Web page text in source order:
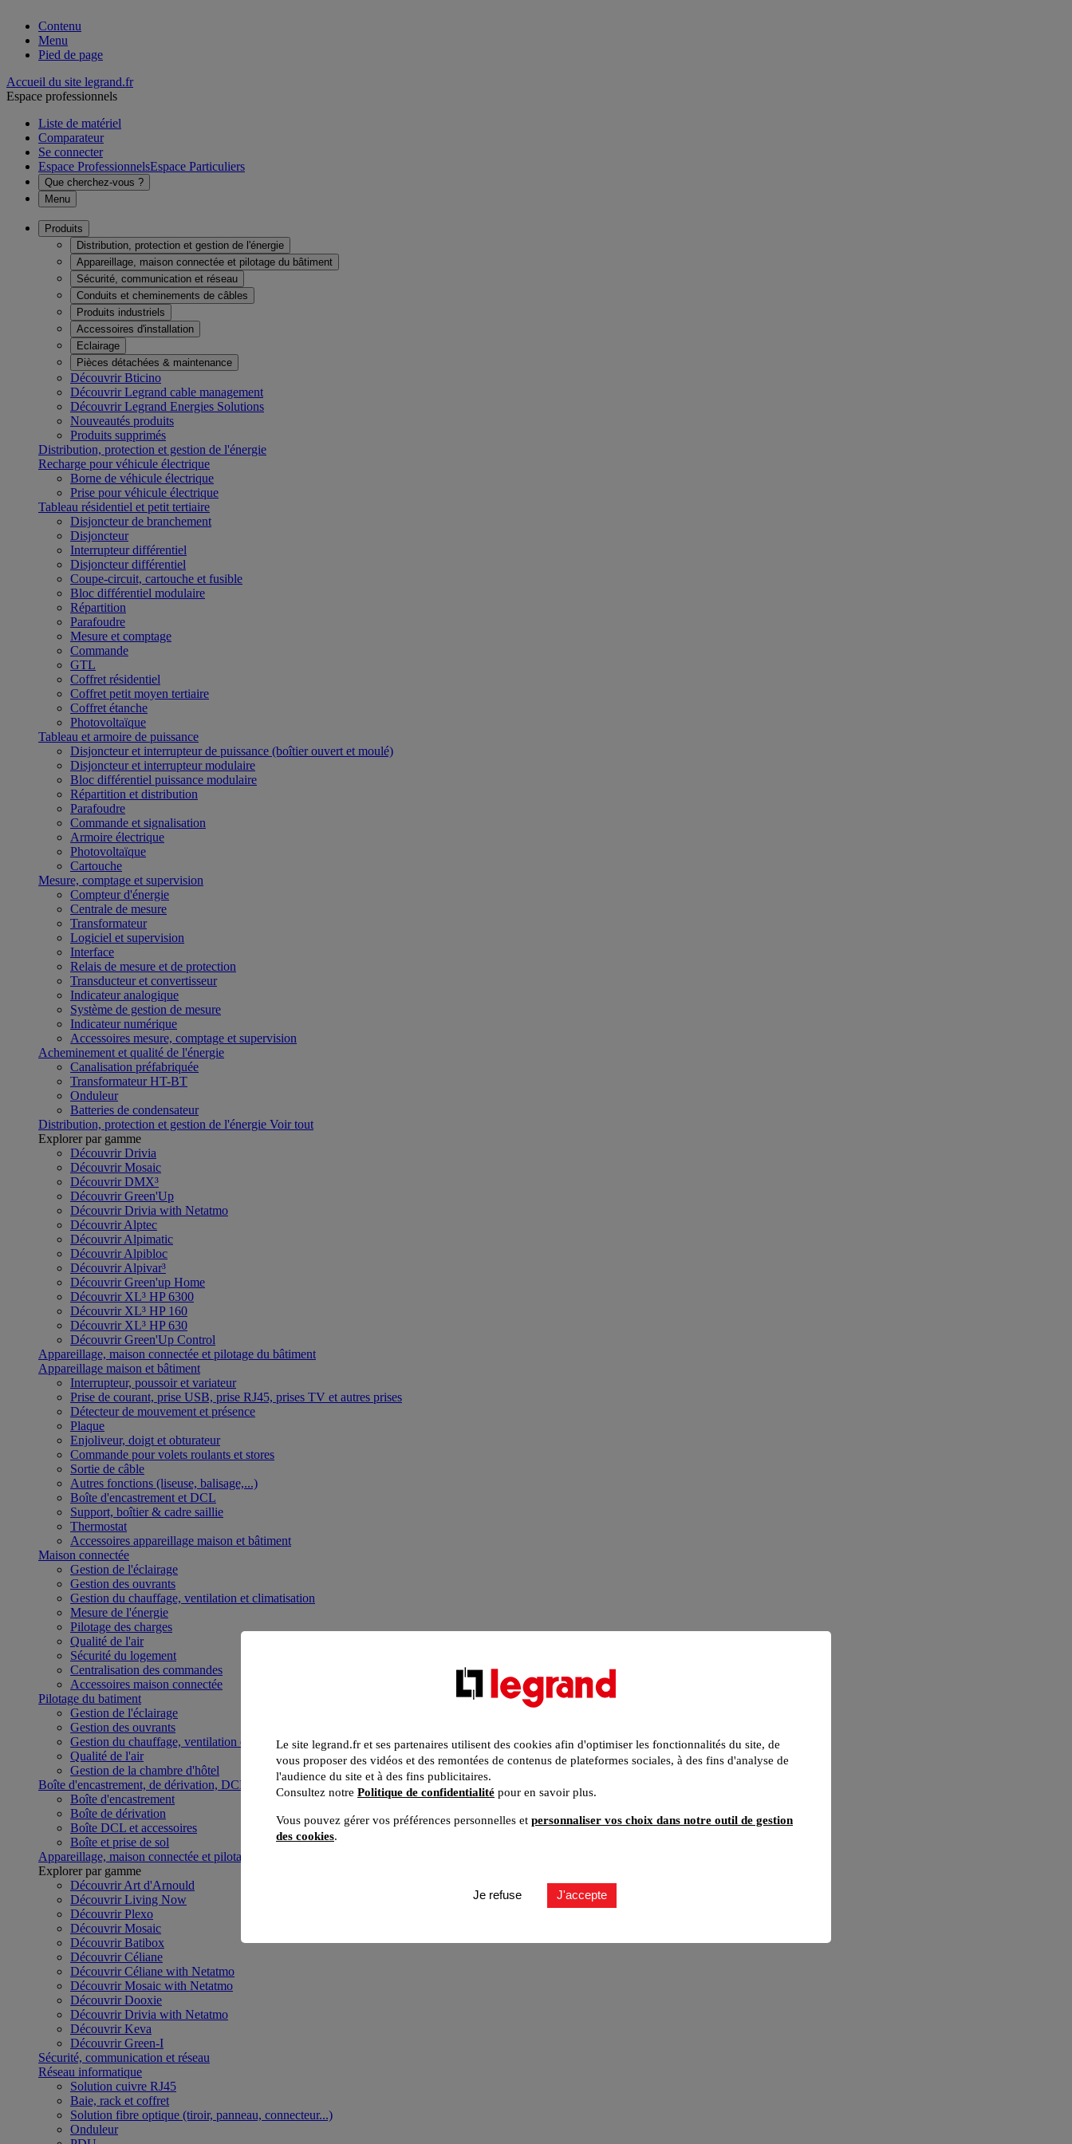
Contenu
Menu
Pied de page
Accueil du site legrand.fr
Espace professionnels
Liste de matériel
Comparateur
Se connecter
Espace ProfessionnelsEspace Particuliers
Que cherchez-vous ?
Menu
Produits
Distribution, protection et gestion de l'énergie
Appareillage, maison connectée et pilotage du bâtiment
Sécurité, communication et réseau
Conduits et cheminements de câbles
Produits industriels
Accessoires d'installation
Eclairage
Pièces détachées & maintenance
Découvrir Bticino
Découvrir Legrand cable management
Découvrir Legrand Energies Solutions
Nouveautés produits
Produits supprimés
Distribution, protection et gestion de l'énergie
Recharge pour véhicule électrique
Borne de véhicule électrique
Prise pour véhicule électrique
Tableau résidentiel et petit tertiaire
Disjoncteur de branchement
Disjoncteur
Interrupteur différentiel
Disjoncteur différentiel
Coupe-circuit, cartouche et fusible
Bloc différentiel modulaire
Répartition
Parafoudre
Mesure et comptage
Commande
GTL
Coffret résidentiel
Coffret petit moyen tertiaire
Coffret étanche
Photovoltaïque
Tableau et armoire de puissance
Disjoncteur et interrupteur de puissance (boîtier ouvert et moulé)
Disjoncteur et interrupteur modulaire
Bloc différentiel puissance modulaire
Répartition et distribution
Parafoudre
Commande et signalisation
Armoire électrique
Photovoltaïque
Cartouche
Mesure, comptage et supervision
Compteur d'énergie
Centrale de mesure
Transformateur
Logiciel et supervision
Interface
Relais de mesure et de protection
Transducteur et convertisseur
Indicateur analogique
Système de gestion de mesure
Indicateur numérique
Accessoires mesure, comptage et supervision
Acheminement et qualité de l'énergie
Canalisation préfabriquée
Transformateur HT-BT
Onduleur
Batteries de condensateur
Distribution, protection et gestion de l'énergie Voir tout
Explorer par gamme
Découvrir Drivia
Découvrir Mosaic
Découvrir DMX³
Découvrir Green'Up
Découvrir Drivia with Netatmo
Découvrir Alptec
Découvrir Alpimatic
Découvrir Alpibloc
Découvrir Alpivar³
Découvrir Green'up Home
Découvrir XL³ HP 6300
Découvrir XL³ HP 160
Découvrir XL³ HP 630
Découvrir Green'Up Control
Appareillage, maison connectée et pilotage du bâtiment
Appareillage maison et bâtiment
Interrupteur, poussoir et variateur
Prise de courant, prise USB, prise RJ45, prises TV et autres prises
Détecteur de mouvement et présence
Plaque
Enjoliveur, doigt et obturateur
Commande pour volets roulants et stores
Sortie de câble
Autres fonctions (liseuse, balisage,...)
Boîte d'encastrement et DCL
Support, boîtier & cadre saillie
Thermostat
Accessoires appareillage maison et bâtiment
Maison connectée
Gestion de l'éclairage
Gestion des ouvrants
Gestion du chauffage, ventilation et climatisation
Mesure de l'énergie
Pilotage des charges
Qualité de l'air
Sécurité du logement
Centralisation des commandes
Accessoires maison connectée
Pilotage du batiment
Gestion de l'éclairage
Gestion des ouvrants
Gestion du chauffage, ventilation et climatisation
Qualité de l'air
Gestion de la chambre d'hôtel
Boîte d'encastrement, de dérivation, DCL et boîte de sol
Boîte d'encastrement
Boîte de dérivation
Boîte DCL et accessoires
Boîte et prise de sol
Appareillage, maison connectée et pilotage du bâtiment
Explorer par gamme
Découvrir Art d'Arnould
Découvrir Living Now
Découvrir Plexo
Découvrir Mosaic
Découvrir Batibox
Découvrir Céliane
Découvrir Céliane with Netatmo
Découvrir Mosaic with Netatmo
Découvrir Dooxie
Découvrir Drivia with Netatmo
Découvrir Keva
Découvrir Green-I
Sécurité, communication et réseau
Réseau informatique
Solution cuivre RJ45
Baie, rack et coffret
Solution fibre optique (tiroir, panneau, connecteur...)
Onduleur
Le site legrand.fr et ses partenaires utilisent des cookies afin d'optimiser les fonctionnalités du site, de
vous proposer des vidéos et des remontées de contenus de plateformes sociales, à des fins d'analyse de
l'audience du site et à des fins publicitaires.
Consultez notre Politique de confidentialité pour en savoir plus.
Vous pouvez gérer vos préférences personnelles et personnaliser vos choix dans notre outil de gestion
des cookies.
Je refuse J'accepte